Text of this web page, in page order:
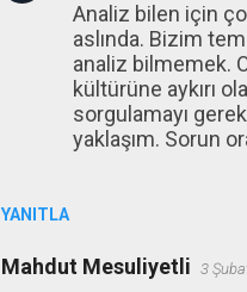
YANITLA
Analiz bilen için
aslında. Bizim
analiz bilmemek.
kültürüne aykırı
sorgulamayı
yaklaşım. Sorun
Mahdut Mesuliyetli 3